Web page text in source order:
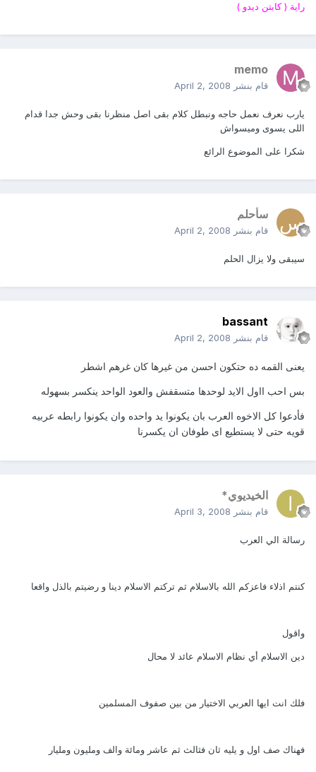
راية ( كابتن ديدو )
memo
قام بنشر April 2, 2008
يارب نعرف نعمل حاجه ونبطل كلام بقى اصل منظرنا بقى وحش جدا قدام
اللى يسوى وميسواش
شكرا على الموضوع الرائع
سأحلم
قام بنشر April 2, 2008
سيبقى ولا يزال الحلم
bassant
قام بنشر April 2, 2008
يعنى القمه ده حتكون احسن من غيرها كان غرهم اشطر
بس احب ااول الايد لوحدها متسقفش والعود الواحد ينكسر بسهوله
فأدعوا كل الاخوه العرب بان يكونوا يد واحده وان يكونوا رابطه عربيه
قويه حتى لا يستطيع اى طوفان ان يكسرنا
الخيديوي*
قام بنشر April 3, 2008
رسالة الي العرب
كنتم اذلاء فاعزكم الله بالاسلام ثم تركتم الاسلام دينا و رضيتم بالذل واقعا
واقول
دين الاسلام أي نظام الاسلام عائد لا محال
فلك انت ايها العربي الاختيار من بين صفوف المسلمين
فهناك صف اول و يليه ثان فثالث ثم عاشر ومائة والف ومليون ومليار